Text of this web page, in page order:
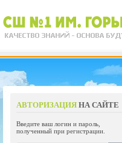
АВТОРИЗАЦИЯ НА САЙТЕ
Введите ваш логин и пароль,
полученный при регистрации.